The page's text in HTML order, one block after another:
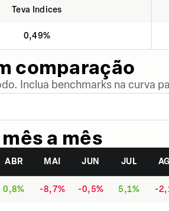
Teva Indices
0,49%
comparação
Inclua benchmarks na curva
a mês
ABR MAI JUN JUL
0,8% -8,7% -0,5% 5,1% -